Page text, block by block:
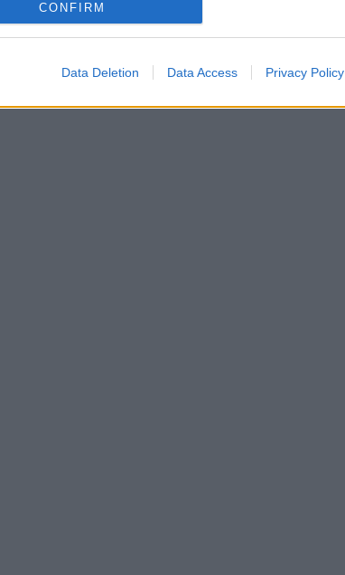
CONFIRM
Data Deletion Data Access Privacy Policy